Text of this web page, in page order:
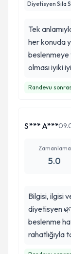
Diyetisyen Sıla
Tek anlamıyla mükemmel, işini severek
her konuda yardımcı
beslenmeye
olması iyiki
Randevu
S*** A***
Zamanlama
5.0
Bilgisi, ilgisi
diyetisyen 🌿
beslenme
rahatlığıyla